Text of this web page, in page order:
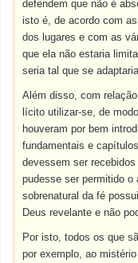
defendem que não é
isto é, de acordo com
dos lugares e com as
que ela não estaria
seria tal que se
Além disso, com
lícito utilizar-se, de
houveram por bem
fundamentais e
devessem ser
pudesse ser permitido
sobrenatural da fé
Deus revelante e não
Por isto, todos os que
por exemplo, ao